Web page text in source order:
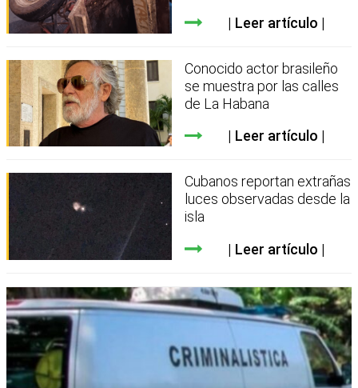
Leer artículo
Conocido actor brasileño
se muestra por las calles
de La Habana
Leer artículo
Cubanos reportan extrañas
luces observadas desde la
isla
Leer artículo